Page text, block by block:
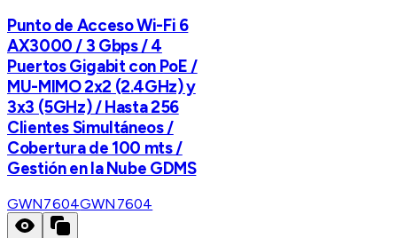
Punto de Acceso Wi-Fi 6
AX3000 / 3 Gbps / 4
Puertos Gigabit con PoE /
MU-MIMO 2x2 (2.4GHz) y
3x3 (5GHz) / Hasta 256
Clientes Simultáneos /
Cobertura de 100 mts /
Gestión en la Nube GDMS
GWN7604GWN7604